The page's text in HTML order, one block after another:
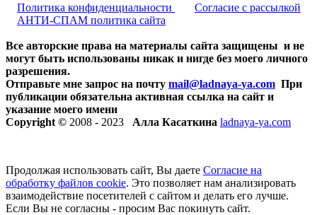
Политика конфиденциальности
Согласие с рассылкой
АНТИ-СПАМ политика сайта
Все авторские права на материалы сайта защищены и не
могут быть использованы никак и нигде без моего личного
разрешения.
Отправьте мне запрос на почту mail@ladnaya-ya.com При
публикации обязательна активная ссылка на сайт и
указание моего имени
Copyright © 2008 - 2023 Алла Касаткина ladnaya-ya.com
Продолжая использовать сайт, Вы даете Согласие на
обработку файлов cookie. Это позволяет нам анализировать
взаимодействие посетителей с сайтом и делать его лучше.
Если Вы не согласны - просим Вас покинуть сайт.